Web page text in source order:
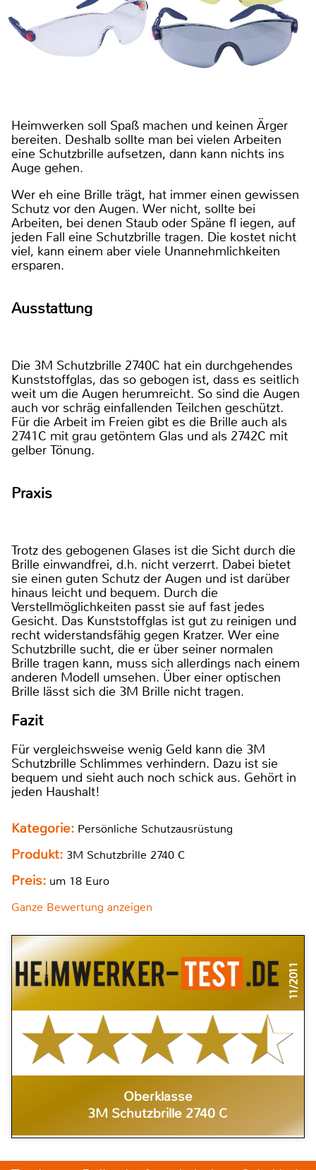
Heimwerken soll Spaß machen und keinen Ärger
bereiten. Deshalb sollte man bei vielen Arbeiten
eine Schutzbrille aufsetzen, dann kann nichts ins
Auge gehen.
Wer eh eine Brille trägt, hat immer einen gewissen
Schutz vor den Augen. Wer nicht, sollte bei
Arbeiten, bei denen Staub oder Späne fl iegen, auf
jeden Fall eine Schutzbrille tragen. Die kostet nicht
viel, kann einem aber viele Unannehmlichkeiten
ersparen.
Ausstattung
Die 3M Schutzbrille 2740C hat ein durchgehendes
Kunststoffglas, das so gebogen ist, dass es seitlich
weit um die Augen herumreicht. So sind die Augen
auch vor schräg einfallenden Teilchen geschützt.
Für die Arbeit im Freien gibt es die Brille auch als
2741C mit grau getöntem Glas und als 2742C mit
gelber Tönung.
Praxis
Trotz des gebogenen Glases ist die Sicht durch die
Brille einwandfrei, d.h. nicht verzerrt. Dabei bietet
sie einen guten Schutz der Augen und ist darüber
hinaus leicht und bequem. Durch die
Verstellmöglichkeiten passt sie auf fast jedes
Gesicht. Das Kunststoffglas ist gut zu reinigen und
recht widerstandsfähig gegen Kratzer. Wer eine
Schutzbrille sucht, die er über seiner normalen
Brille tragen kann, muss sich allerdings nach einem
anderen Modell umsehen. Über einer optischen
Brille lässt sich die 3M Brille nicht tragen.
Fazit
Für vergleichsweise wenig Geld kann die 3M
Schutzbrille Schlimmes verhindern. Dazu ist sie
bequem und sieht auch noch schick aus. Gehört in
jeden Haushalt!
Kategorie: Persönliche Schutzausrüstung
Produkt: 3M Schutzbrille 2740 C
Preis: um 18 Euro
Ganze Bewertung anzeigen
11/2011
Oberklasse
3M Schutzbrille 2740 C